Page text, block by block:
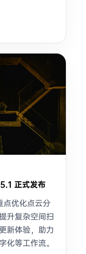
正式发布
点优化点云分
升复杂空间扫
新体验，助力
化等工作流。